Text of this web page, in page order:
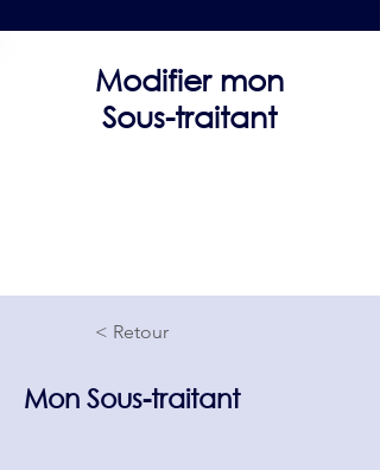
Modifier mon
Sous-traitant
< Retour
Mon Sous-traitant